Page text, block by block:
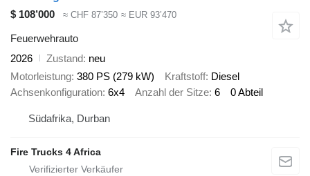
$ 108’000
≈ CHF 87’350 ≈ EUR 93’470
Feuerwehrauto
2026
Zustand neu
Motorleistung 380 PS (279 kW) Kraftstoff Diesel
Achsenkonfiguration 6x4 Anzahl der Sitze 6 0 Abteil
Südafrika, Durban
Fire Trucks 4 Africa